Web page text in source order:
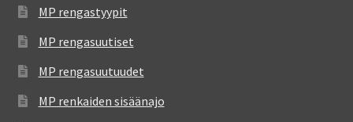
MP rengastyypit
MP rengasuutiset
MP rengasuutuudet
MP renkaiden sisäänajo